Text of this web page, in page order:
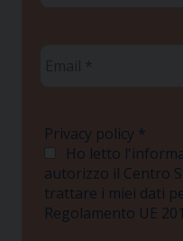
Privacy policy *
Ho letto
autorizzo il Centro
trattare i miei dati
Regolamento UE